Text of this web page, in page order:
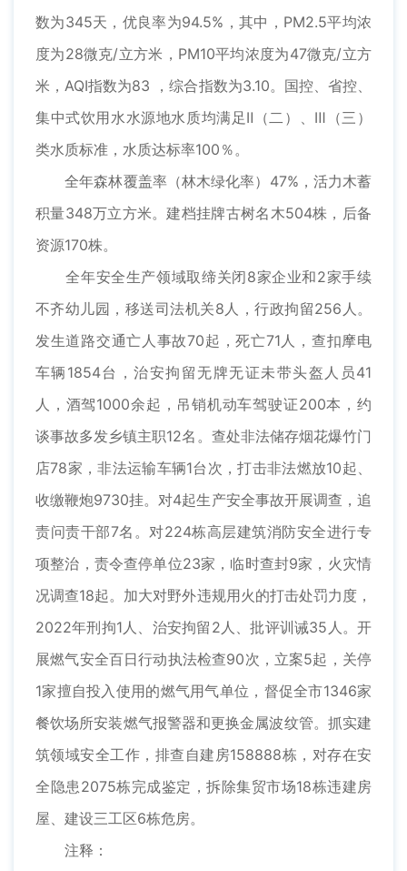
数为345天，优良率为94.5%，其中，PM2.5平均浓
度为28微克/立方米，PM10平均浓度为47微克/立方
米，AQI指数为83 ，综合指数为3.10。国控、省控、
集中式饮用水水源地水质均满足Ⅱ（二）、Ⅲ（三）
类水质标准，水质达标率100％。
全年森林覆盖率（林木绿化率）47%，活力木蓄
积量348万立方米。建档挂牌古树名木504株，后备
资源170株。
全年安全生产领域取缔关闭8家企业和2家手续
不齐幼儿园，移送司法机关8人，行政拘留256人。
发生道路交通亡人事故70起，死亡71人，查扣摩电
车辆1854台，治安拘留无牌无证未带头盔人员41
人，酒驾1000余起，吊销机动车驾驶证200本，约
谈事故多发乡镇主职12名。查处非法储存烟花爆竹门
店78家，非法运输车辆1台次，打击非法燃放10起、
收缴鞭炮9730挂。对4起生产安全事故开展调查，追
责问责干部7名。对224栋高层建筑消防安全进行专
项整治，责令查停单位23家，临时查封9家，火灾情
况调查18起。加大对野外违规用火的打击处罚力度，
2022年刑拘1人、治安拘留2人、批评训诫35人。开
展燃气安全百日行动执法检查90次，立案5起，关停
1家擅自投入使用的燃气用气单位，督促全市1346家
餐饮场所安装燃气报警器和更换金属波纹管。抓实建
筑领域安全工作，排查自建房158888栋，对存在安
全隐患2075栋完成鉴定，拆除集贸市场18栋违建房
屋、建设三工区6栋危房。
注释：